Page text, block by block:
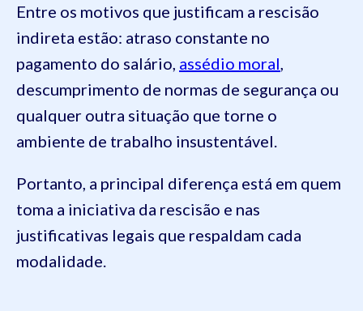
Entre os motivos que justificam a rescisão
indireta estão: atraso constante no
pagamento do salário, assédio moral
descumprimento de normas de segurança ou
qualquer outra situação que torne o
ambiente de trabalho insustentável.
Portanto, a principal diferença está em quem
toma a iniciativa da rescisão e nas
justificativas legais que respaldam cada
modalidade.